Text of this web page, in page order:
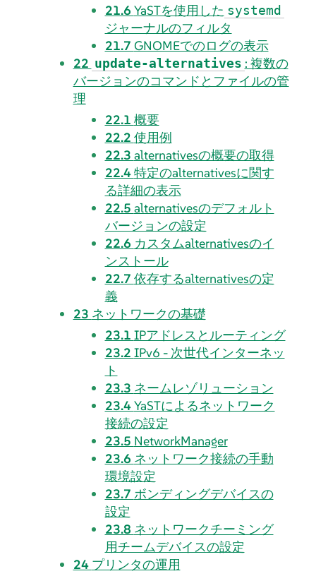
21.6 YaSTを使用した systemd
ジャーナルのフィルタ
21.7 GNOMEでのログの表示
22 update-alternatives : 複数の
バージョンのコマンドとファイルの管
理
22.1 概要
22.2 使用例
22.3 alternativesの概要の取得
22.4特定のalternativesに関す
る詳細の表示
22.5 alternativesのデフォルト
バージョンの設定
22.6 カスタムalternativesのイ
ンストール
22.7 依存するalternativesの定
義
23 ネットワークの基礎
23.1 IPアドレスとルーティング
23.2 IPv6 - 次世代インターネッ
ト
23.3 ネームレゾリューション
23.4YaSTによるネットワーク
接続の設定
23.5 NetworkManager
23.6 ネットワーク接続の手動
環境設定
23.7 ボンディングデバイスの
設定
23.8 ネットワークチーミング
用チームデバイスの設定
24 プリンタの運用